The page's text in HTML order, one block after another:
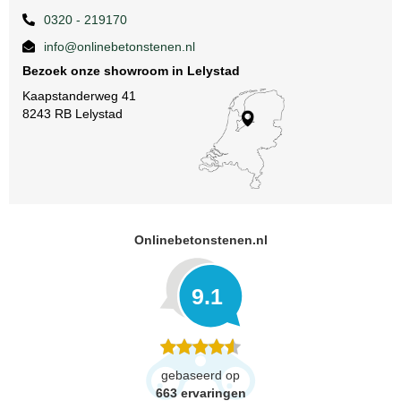
0320 - 219170
info@onlinebetonstenen.nl
Bezoek onze showroom in Lelystad
Kaapstanderweg 41
8243 RB Lelystad
Onlinebetonstenen.nl
9.1
gebaseerd op
663 ervaringen